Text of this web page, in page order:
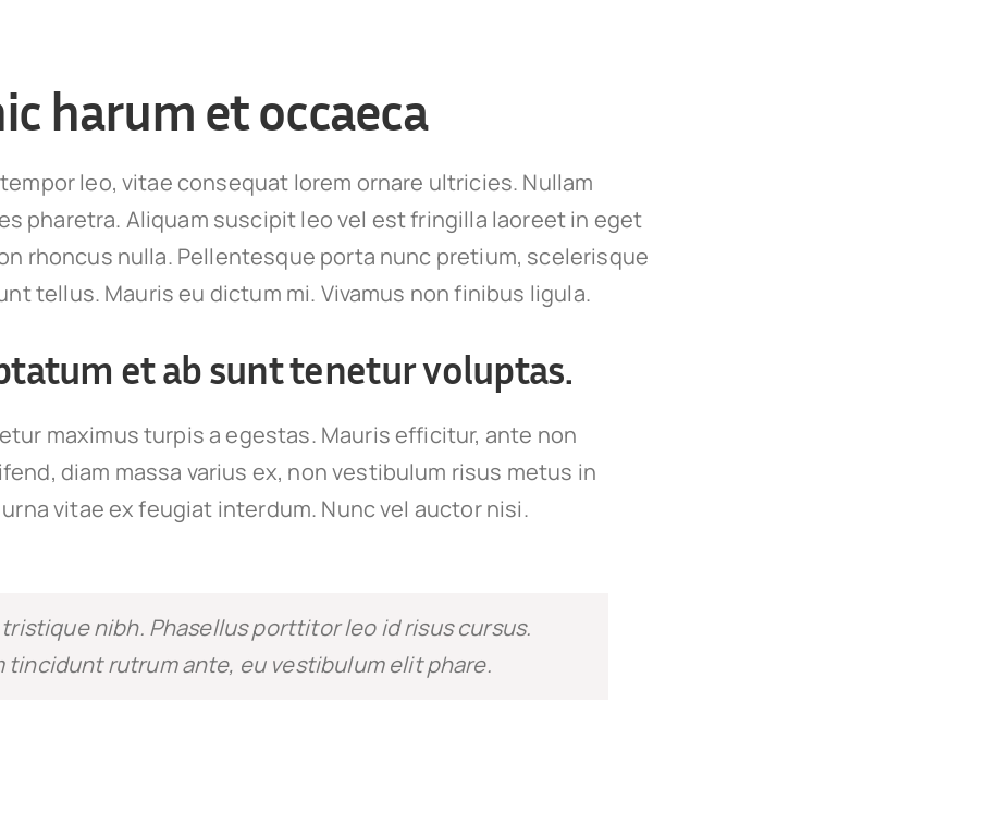
harum et occaeca
leo, vitae consequat lorem ornare ultricies. Nullam
pharetra. Aliquam suscipit leo vel est fringilla laoreet in eget
rhoncus nulla. Pellentesque porta nunc pretium, scelerisque
tellus. Mauris eu dictum mi. Vivamus non finibus ligula.
et ab sunt tenetur voluptas.
maximus turpis a egestas. Mauris efficitur, ante non
diam massa varius ex, non vestibulum risus metus in
vitae ex feugiat interdum. Nunc vel auctor nisi.
nibh. Phasellus porttitor leo id risus cursus.
tincidunt rutrum ante, eu vestibulum elit phare.